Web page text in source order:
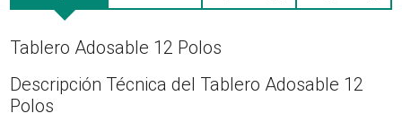
Tablero Adosable 12 Polos
Descripción Técnica del Tablero Adosable 12
Polos